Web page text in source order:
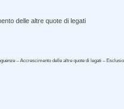
delle altre quote di legati
– Accrescimento delle altre quote di legati –